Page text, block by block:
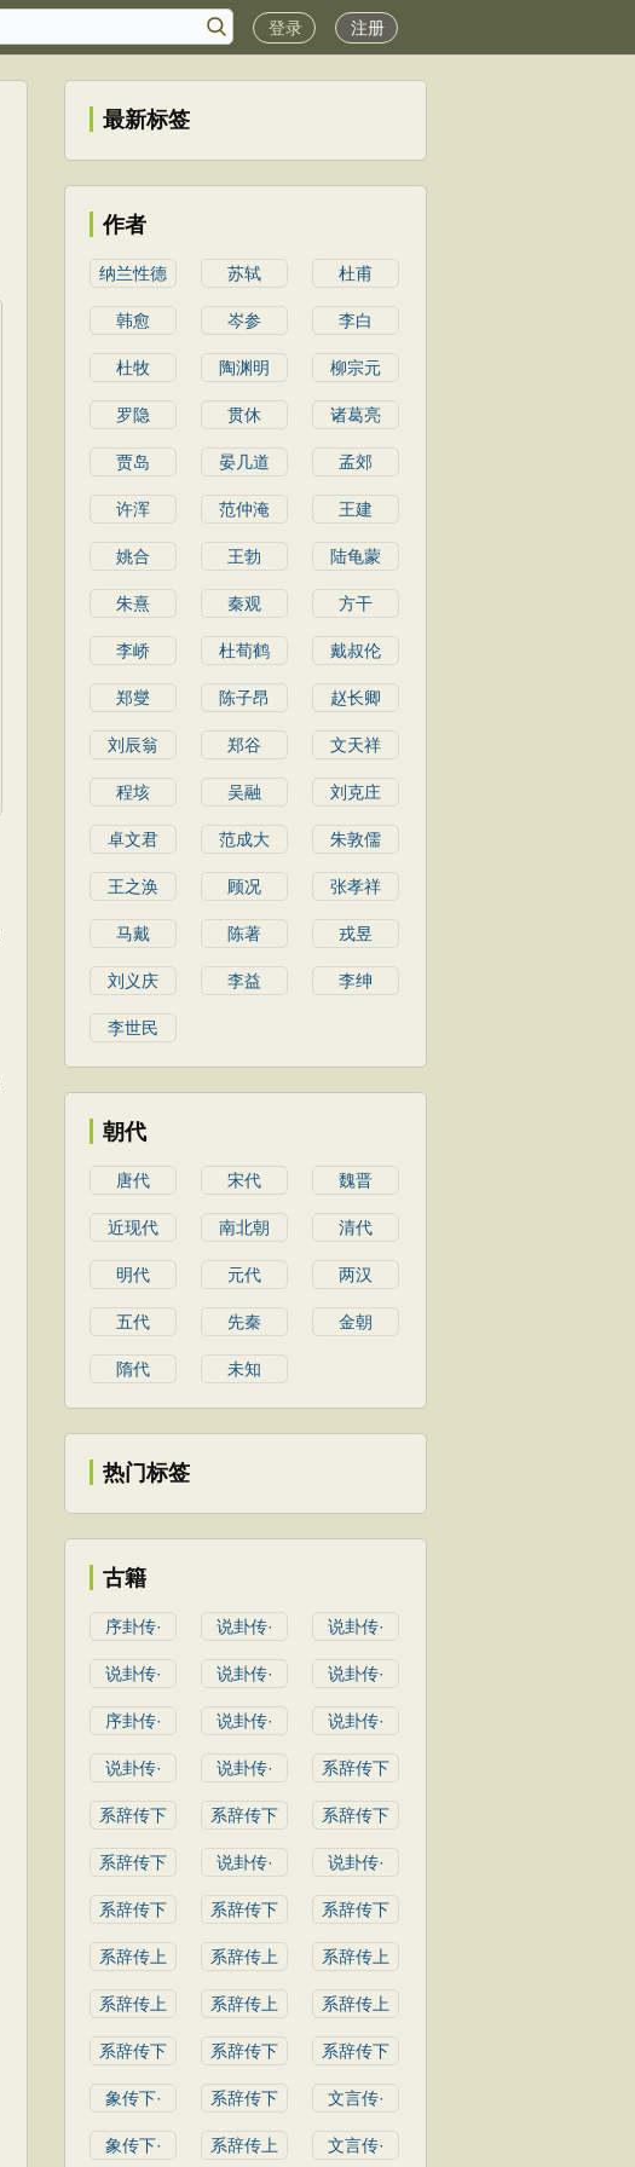
登录 注册
最新标签
作者
纳兰性德 苏轼 杜甫
韩愈 岑参 李白
杜牧 陶渊明 柳宗元
罗隐 贯休 诸葛亮
贾岛 晏几道 孟郊
许浑 范仲淹 王建
姚合 王勃 陆龟蒙
朱熹 秦观 方干
李峤 杜荀鹤 戴叔伦
郑燮 陈子昂 赵长卿
刘辰翁 郑谷 文天祥
程垓 吴融 刘克庄
卓文君 范成大 朱敦儒
王之涣 顾况 张孝祥
马戴 陈著 戎昱
刘义庆 李益 李绅
李世民
朝代
唐代 宋代 魏晋
近现代 南北朝 清代
明代 元代 两汉
五代 先秦 金朝
隋代 未知
热门标签
古籍
序卦传· 说卦传· 说卦传·
说卦传· 说卦传· 说卦传·
序卦传· 说卦传· 说卦传·
说卦传· 说卦传· 系辞传下
系辞传下 系辞传下 系辞传下
系辞传下 说卦传· 说卦传·
系辞传下 系辞传下 系辞传下
系辞传上 系辞传上 系辞传上
系辞传上 系辞传上 系辞传上
系辞传下 系辞传下 系辞传下
象传下· 系辞传下 文言传·
象传下· 系辞传上 文言传·